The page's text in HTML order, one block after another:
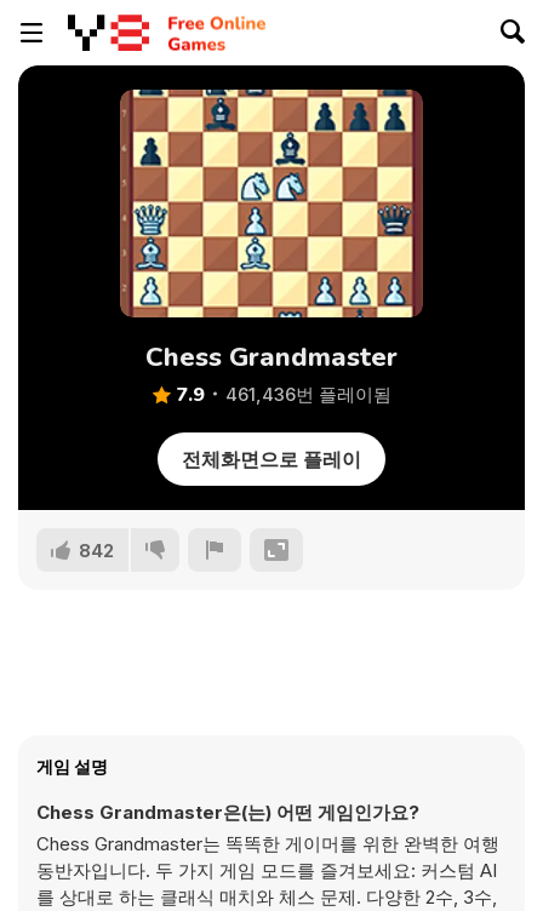
Chess Grandmaster
7.9 461,436번 플레이됨
전체화면으로 플레이
842
게임 설명
Chess Grandmaster은(는) 어떤 게임인가요?
Chess Grandmaster는 똑똑한 게이머를 위한 완벽한 여행
동반자입니다. 두 가지 게임 모드를 즐겨보세요: 커스텀 AI
를 상대로 하는 클래식 매치와 체스 문제. 다양한 2수, 3수,